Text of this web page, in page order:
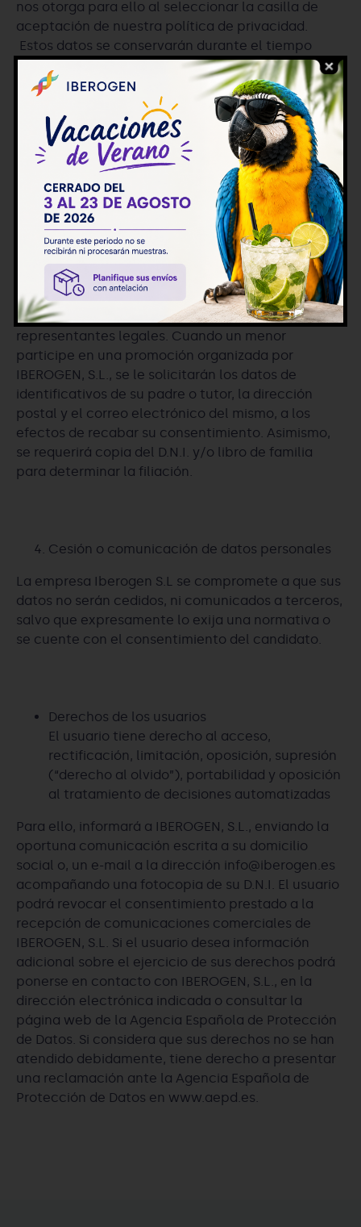
nos otorga para ello al seleccionar la casilla de
aceptación de nuestra política de privacidad.
Estos datos se conservarán durante el tiempo
necesario para dar cumplimiento a su petición y
durante el tiempo establecido por la ley. El usuario
tiene derecho al acceso, rectificación, limitación,
oposición, supresión (“derecho al olvido”),
portabilidad y oposición al tratamiento de
decisiones automatizadas
Menores de edad
El tratamiento de datos de los menores de catorce
años exigirá el consentimiento de sus padres o
tutores. IBEROGEN, S.L., articulará los
procedimientos necesarios para comprobar la
edad del menor y la autenticidad del
consentimiento prestado por los padres o
representantes legales. Cuando un menor
participe en una promoción organizada por
IBEROGEN, S.L., se le solicitarán los datos de
identificativos de su padre o tutor, la dirección
postal y el correo electrónico del mismo, a los
efectos de recabar su consentimiento. Asimismo,
se requerirá copia del D.N.I. y/o libro de familia
para determinar la filiación.
Cesión o comunicación de datos personales
La empresa Iberogen S.L se compromete a que sus
datos no serán cedidos, ni comunicados a terceros,
salvo que expresamente lo exija una normativa o
se cuente con el consentimiento del candidato.
Derechos de los usuarios
El usuario tiene derecho al acceso,
rectificación, limitación, oposición, supresión
(“derecho al olvido”), portabilidad y oposición
al tratamiento de decisiones automatizadas
Para ello, informará a IBEROGEN, S.L., enviando la
oportuna comunicación escrita a su domicilio
social o, un e-mail a la dirección info@iberogen.es
acompañando una fotocopia de su D.N.I. El usuario
podrá revocar el consentimiento prestado a la
recepción de comunicaciones comerciales de
IBEROGEN, S.L. Si el usuario desea información
adicional sobre el ejercicio de sus derechos podrá
ponerse en contacto con IBEROGEN, S.L., en la
dirección electrónica indicada o consultar la
página web de la Agencia Española de Protección
de Datos. Si considera que sus derechos no se han
atendido debidamente, tiene derecho a presentar
una reclamación ante la Agencia Española de
Protección de Datos en www.aepd.es.